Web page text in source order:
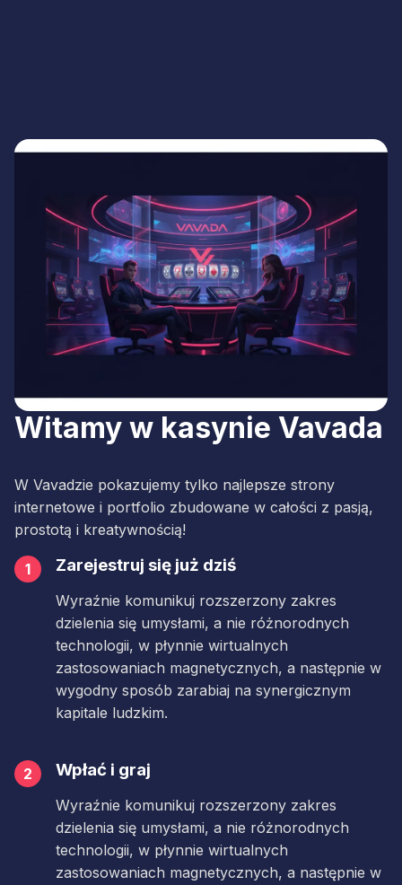
Witamy w kasynie Vavada
W Vavadzie pokazujemy tylko najlepsze strony
internetowe i portfolio zbudowane w całości z pasją,
prostotą i kreatywnością!
1 Zarejestruj się już dziś
Wyraźnie komunikuj rozszerzony zakres
dzielenia się umysłami, a nie różnorodnych
technologii, w płynnie wirtualnych
zastosowaniach magnetycznych, a następnie w
wygodny sposób zarabiaj na synergicznym
kapitale ludzkim.
2 Wpłać i graj
Wyraźnie komunikuj rozszerzony zakres
dzielenia się umysłami, a nie różnorodnych
technologii, w płynnie wirtualnych
zastosowaniach magnetycznych, a następnie w